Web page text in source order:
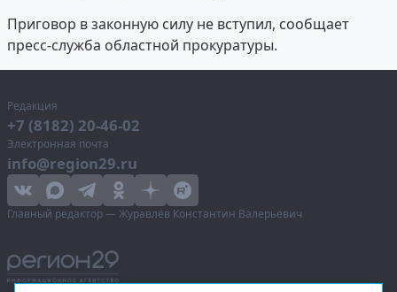
Приговор в законную силу не вступил, сообщает
пресс-служба областной прокуратуры.
Редакция
+7 (8182) 20-46-02
Электронная почта
info@region29.ru
Главный редактор — Журавлёв Константин Валерьевич